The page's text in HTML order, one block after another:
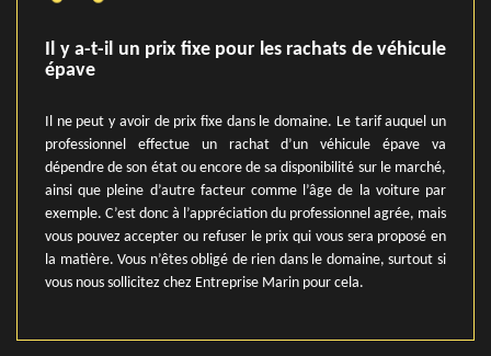
Il y a-t-il un prix fixe pour les rachats de véhicule
épave
Il ne peut y avoir de prix fixe dans le domaine. Le tarif auquel un
professionnel effectue un rachat d’un véhicule épave va
dépendre de son état ou encore de sa disponibilité sur le marché,
ainsi que pleine d’autre facteur comme l’âge de la voiture par
exemple. C’est donc à l’appréciation du professionnel agrée, mais
vous pouvez accepter ou refuser le prix qui vous sera proposé en
la matière. Vous n’êtes obligé de rien dans le domaine, surtout si
vous nous sollicitez chez Entreprise Marin pour cela.